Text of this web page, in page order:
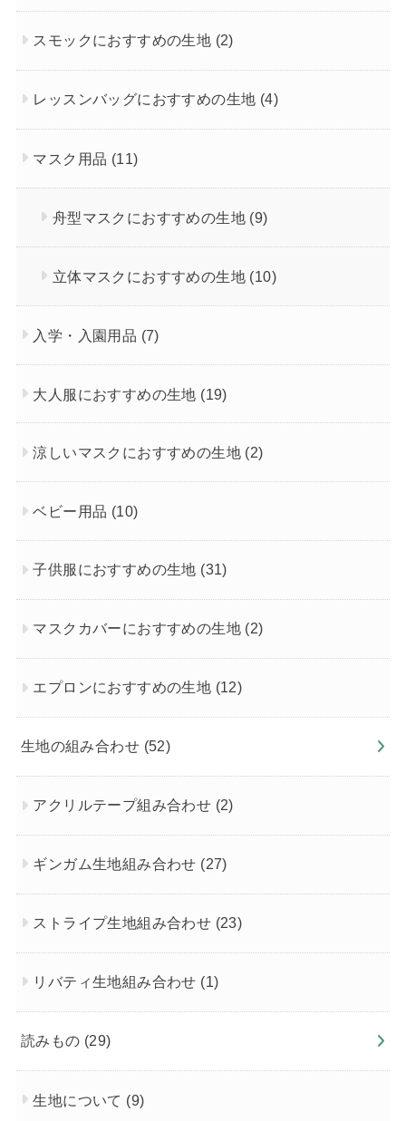
スモックにおすすめの生地 (2)
レッスンバッグにおすすめの生地 (4)
マスク用品 (11)
舟型マスクにおすすめの生地 (9)
立体マスクにおすすめの生地 (10)
入学・入園用品 (7)
大人服におすすめの生地 (19)
涼しいマスクにおすすめの生地 (2)
ベビー用品 (10)
子供服におすすめの生地 (31)
マスクカバーにおすすめの生地 (2)
エプロンにおすすめの生地 (12)
生地の組み合わせ (52)
アクリルテープ組み合わせ (2)
ギンガム生地組み合わせ (27)
ストライプ生地組み合わせ (23)
リバティ生地組み合わせ (1)
読みもの (29)
生地について (9)